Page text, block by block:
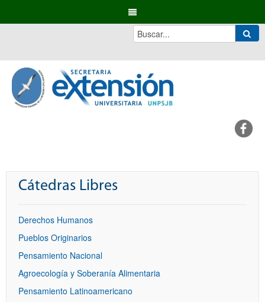
Cátedras Libres
Derechos Humanos
Pueblos Originarios
Pensamiento Nacional
Agroecología y Soberanía Alimentaria
Pensamiento Latinoamericano